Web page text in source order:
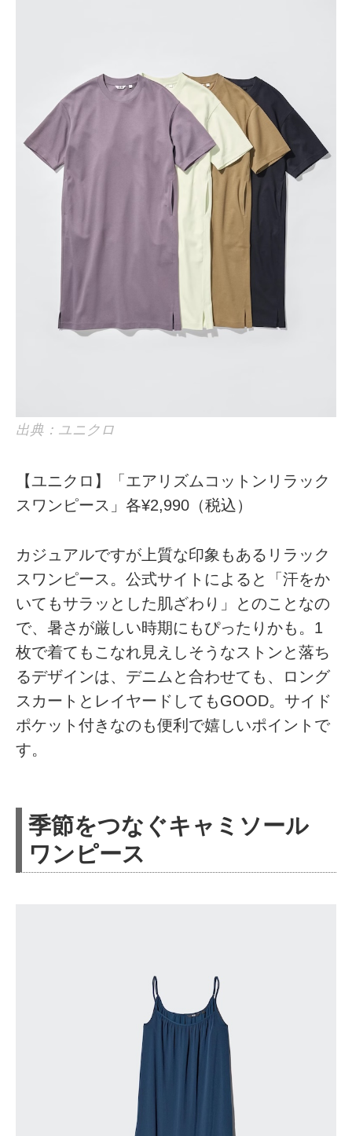
出典：ユニクロ
【ユニクロ】「エアリズムコットンリラック
スワンピース」各¥2,990（税込）
カジュアルですが上質な印象もあるリラック
スワンピース。公式サイトによると「汗をか
いてもサラッとした肌ざわり」とのことなの
で、暑さが厳しい時期にもぴったりかも。1
枚で着てもこなれ見えしそうなストンと落ち
るデザインは、デニムと合わせても、ロング
スカートとレイヤードしてもGOOD。サイド
ポケット付きなのも便利で嬉しいポイントで
す。
季節をつなぐキャミソール
ワンピース